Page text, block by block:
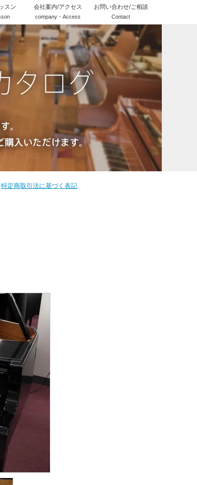
スン 会社案内/アクセス
company・Access
お問い合わせ/ご相談
Contact
特定商取引法に基づく表記